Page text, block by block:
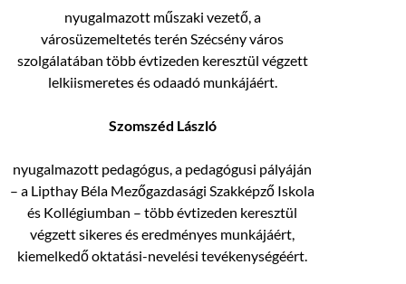
nyugalmazott műszaki vezető, a
városüzemeltetés terén Szécsény város
szolgálatában több évtizeden keresztül végzett
lelkiismeretes és odaadó munkájáért.
Szomszéd László
nyugalmazott pedagógus, a pedagógusi pályáján
– a Lipthay Béla Mezőgazdasági Szakképző Iskola
és Kollégiumban – több évtizeden keresztül
végzett sikeres és eredményes munkájáért,
kiemelkedő oktatási-nevelési tevékenységéért.